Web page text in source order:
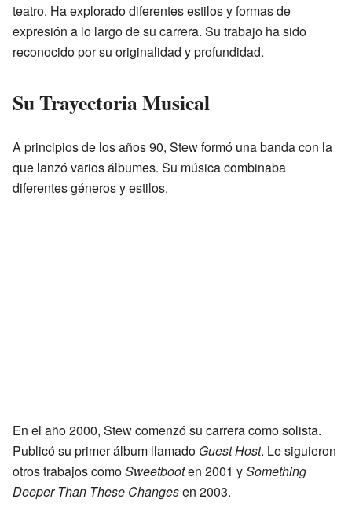
teatro. Ha explorado diferentes estilos y formas de
expresión a lo largo de su carrera. Su trabajo ha sido
reconocido por su originalidad y profundidad.
Su Trayectoria Musical
A principios de los años 90, Stew formó una banda con la
que lanzó varios álbumes. Su música combinaba
diferentes géneros y estilos.
En el año 2000, Stew comenzó su carrera como solista.
Publicó su primer álbum llamado Guest Host. Le siguieron
otros trabajos comoSweetbooten 2001 ySomething
Deeper Than These Changesen 2003.